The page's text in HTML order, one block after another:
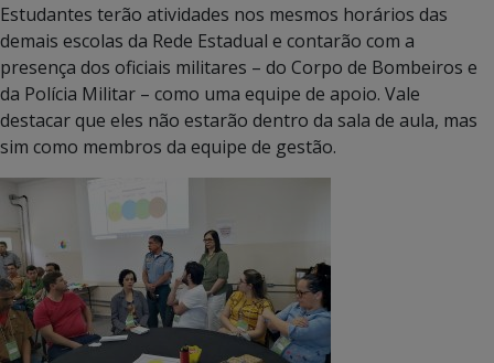
Estudantes terão atividades nos mesmos horários das
demais escolas da Rede Estadual e contarão com a
presença dos oficiais militares – do Corpo de Bombeiros e
da Polícia Militar – como uma equipe de apoio. Vale
destacar que eles não estarão dentro da sala de aula, mas
sim como membros da equipe de gestão.